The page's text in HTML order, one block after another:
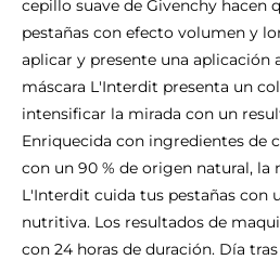
cepillo suave de Givenchy hacen
pestañas con efecto volumen y
aplicar y presente una aplicación
máscara L'Interdit presenta un
intensificar la mirada con un
Enriquecida con ingredientes de
con un 90 % de origen natural, la
L'Interdit cuida tus pestañas con
nutritiva. Los resultados de
con 24 horas de duración. Día